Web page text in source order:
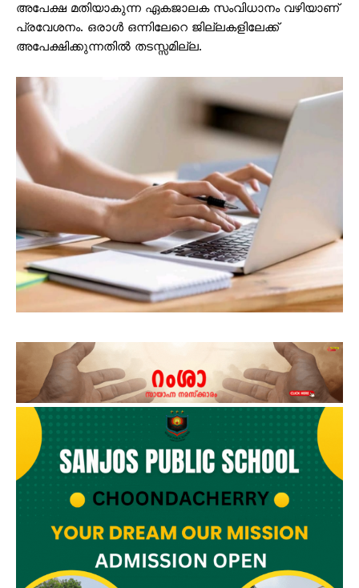
അപേക്ഷ മതിയാകുന്ന ഏകജാലക സംവിധാനം വഴിയാണ്
പ്രവേശനം. ഒരാൾ ഒന്നിലേറെ ജില്ലകളിലേക്ക്
അപേക്ഷിക്കുന്നതിൽ തടസ്സമില്ല.